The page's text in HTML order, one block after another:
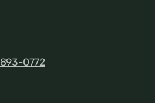
893-0772